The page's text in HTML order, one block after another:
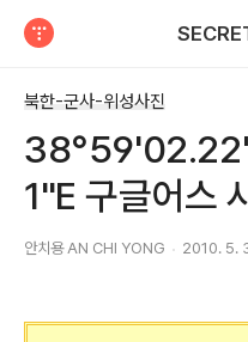
북한-군사-위성사진
1"E 구글어스
안치용 AN CHI YONG 2010. 5.